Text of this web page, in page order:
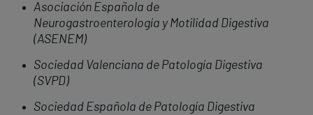
Asociación Española de
Neurogastroenterología y Motilidad Digestiva
(ASENEM)
Sociedad Valenciana de Patología Digestiva
(SVPD)
Sociedad Española de Patología Digestiva